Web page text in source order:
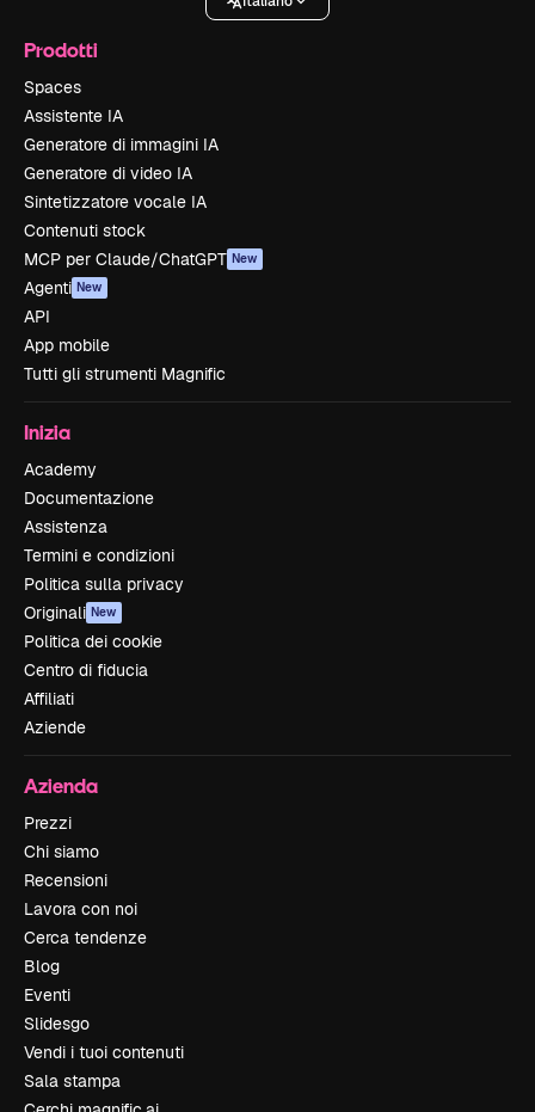
Prodotti
Spaces
Assistente IA
Generatore di immagini IA
Generatore di video IA
Sintetizzatore vocale IA
Contenuti stock
MCP per Claude/ChatGPT New
Agenti New
API
App mobile
Tutti gli strumenti Magnific
Inizia
Academy
Documentazione
Assistenza
Termini e condizioni
Politica sulla privacy
Originali New
Politica dei cookie
Centro di fiducia
Affiliati
Aziende
Azienda
Prezzi
Chi siamo
Recensioni
Lavora con noi
Cerca tendenze
Blog
Eventi
Slidesgo
Vendi i tuoi contenuti
Sala stampa